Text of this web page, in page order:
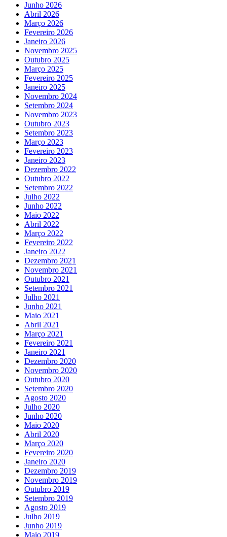
Junho 2026
Abril 2026
Março 2026
Fevereiro 2026
Janeiro 2026
Novembro 2025
Outubro 2025
Março 2025
Fevereiro 2025
Janeiro 2025
Novembro 2024
Setembro 2024
Novembro 2023
Outubro 2023
Setembro 2023
Março 2023
Fevereiro 2023
Janeiro 2023
Dezembro 2022
Outubro 2022
Setembro 2022
Julho 2022
Junho 2022
Maio 2022
Abril 2022
Março 2022
Fevereiro 2022
Janeiro 2022
Dezembro 2021
Novembro 2021
Outubro 2021
Setembro 2021
Julho 2021
Junho 2021
Maio 2021
Abril 2021
Março 2021
Fevereiro 2021
Janeiro 2021
Dezembro 2020
Novembro 2020
Outubro 2020
Setembro 2020
Agosto 2020
Julho 2020
Junho 2020
Maio 2020
Abril 2020
Março 2020
Fevereiro 2020
Janeiro 2020
Dezembro 2019
Novembro 2019
Outubro 2019
Setembro 2019
Agosto 2019
Julho 2019
Junho 2019
Maio 2019